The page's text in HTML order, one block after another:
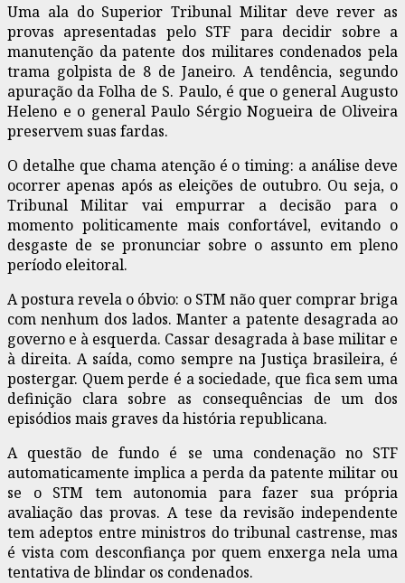
Uma ala do Superior Tribunal Militar deve rever as
provas apresentadas pelo STF para decidir sobre a
manutenção da patente dos militares condenados pela
trama golpista de 8 de Janeiro. A tendência, segundo
apuração da Folha de S. Paulo, é que o general Augusto
Heleno e o general Paulo Sérgio Nogueira de Oliveira
preservem suas fardas.
O detalhe que chama atenção é o timing: a análise deve
ocorrer apenas após as eleições de outubro. Ou seja, o
Tribunal Militar vai empurrar a decisão para o
momento politicamente mais confortável, evitando o
desgaste de se pronunciar sobre o assunto em pleno
período eleitoral.
A postura revela o óbvio: o STM não quer comprar briga
com nenhum dos lados. Manter a patente desagrada ao
governo e à esquerda. Cassar desagrada à base militar e
à direita. A saída, como sempre na Justiça brasileira, é
postergar. Quem perde é a sociedade, que fica sem uma
definição clara sobre as consequências de um dos
episódios mais graves da história republicana.
A questão de fundo é se uma condenação no STF
automaticamente implica a perda da patente militar ou
se o STM tem autonomia para fazer sua própria
avaliação das provas. A tese da revisão independente
tem adeptos entre ministros do tribunal castrense, mas
é vista com desconfiança por quem enxerga nela uma
tentativa de blindar os condenados.